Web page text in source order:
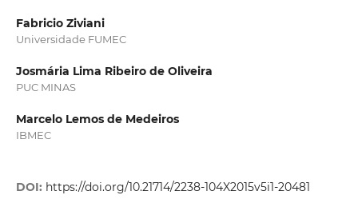
Fabricio Ziviani
Universidade FUMEC
Josmária Lima Ribeiro de Oliveira
PUC MINAS
Marcelo Lemos de Medeiros
IBMEC
DOI: https://doi.org/10.21714/2238-104X2015v5i1-20481